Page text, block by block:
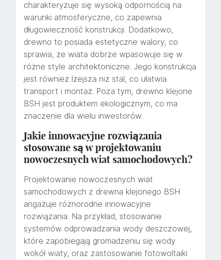
charakteryzuje się wysoką odpornością na
warunki atmosferyczne, co zapewnia
długowieczność konstrukcji. Dodatkowo,
drewno to posiada estetyczne walory, co
sprawia, że wiata dobrze wpasowuje się w
różne style architektoniczne. Jego konstrukcja
jest również lżejsza niż stal, co ułatwia
transport i montaż. Poza tym, drewno klejone
BSH jest produktem ekologicznym, co ma
znaczenie dla wielu inwestorów.
Jakie innowacyjne rozwiązania
stosowane są w projektowaniu
nowoczesnych wiat samochodowych?
Projektowanie nowoczesnych wiat
samochodowych z drewna klejonego BSH
angażuje różnorodne innowacyjne
rozwiązania. Na przykład, stosowanie
systemów odprowadzania wody deszczowej,
które zapobiegają gromadzeniu się wody
wokół wiaty, oraz zastosowanie fotowoltaiki